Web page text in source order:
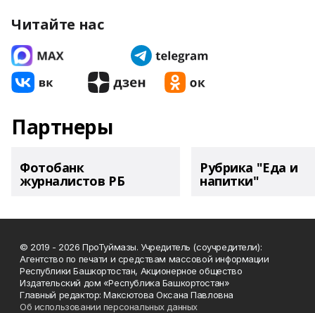
Читайте нас
Партнеры
Фотобанк
журналистов РБ
Рубрика "Еда и
напитки"
© 2019 - 2026 ПроТуймазы. Учредитель (соучредители):
Агентство по печати и средствам массовой информации
Республики Башкортостан, Акционерное общество
Издательский дом «Республика Башкортостан»
Главный редактор: Максютова Оксана Павловна
Об использовании персональных данных